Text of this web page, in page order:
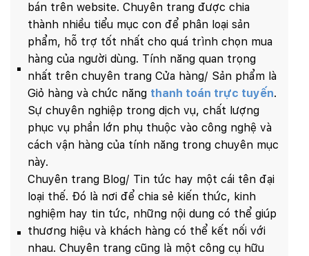
bán trên website. Chuyên trang được chia
thành nhiều tiểu mục con để phân loại sản
phẩm, hỗ trợ tốt nhất cho quá trình chọn mua
hàng của người dùng. Tính năng quan trọng
nhất trên chuyên trang Cửa hàng/ Sản phẩm là
Giỏ hàng và chức năng thanh toán trực tuyến.
Sự chuyên nghiệp trong dịch vụ, chất lượng
phục vụ phần lớn phụ thuộc vào công nghệ và
cách vận hàng của tính năng trong chuyên mục
này.
Chuyên trang Blog/ Tin tức hay một cái tên đại
loại thế. Đó là nơi để chia sẻ kiến thức, kinh
nghiệm hay tin tức, những nội dung có thể giúp
thương hiệu và khách hàng có thể kết nối với
nhau. Chuyên trang cũng là một công cụ hữu